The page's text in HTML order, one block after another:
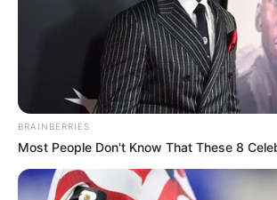
Biodata, Profil, dan Fakta Rey
BRAINBERRIES
Most People Don't Know That These 8